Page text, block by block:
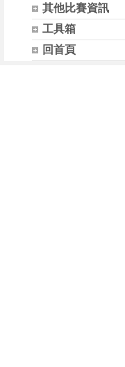
其他比賽資訊
工具箱
回首頁